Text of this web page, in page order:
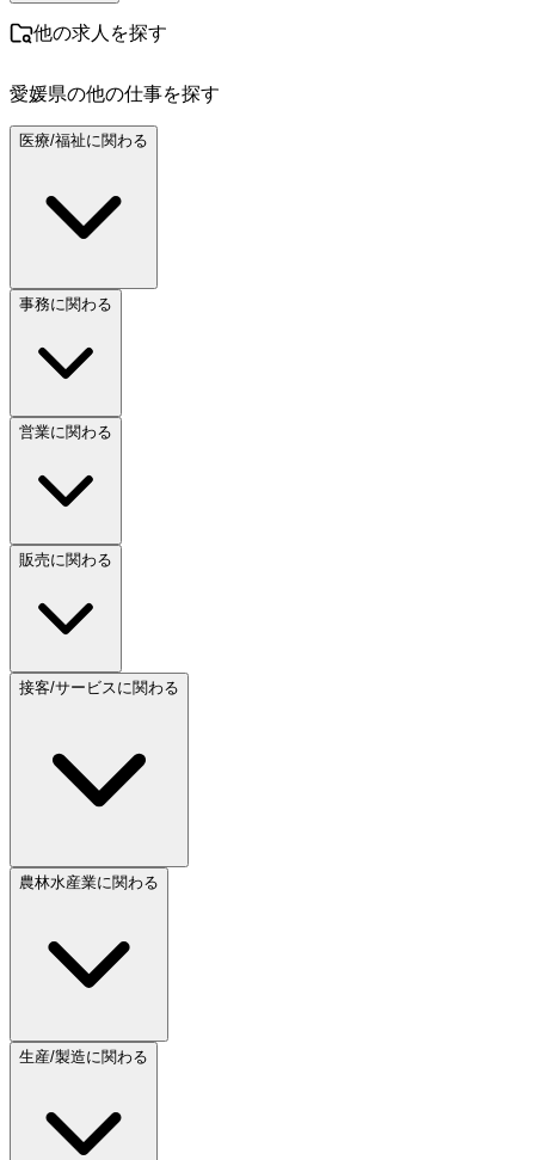
他の求人を探す
愛媛県の他の仕事を探す
医療/福祉に関わる
事務に関わる
営業に関わる
販売に関わる
接客/サービスに関わる
農林水産業に関わる
生産/製造に関わる